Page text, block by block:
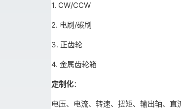
1. CW/CCW
2. 电刷/碳刷
3. 正齿轮
4. 金属齿轮箱
定制化：
电压、电流、转速、扭矩、输出轴、